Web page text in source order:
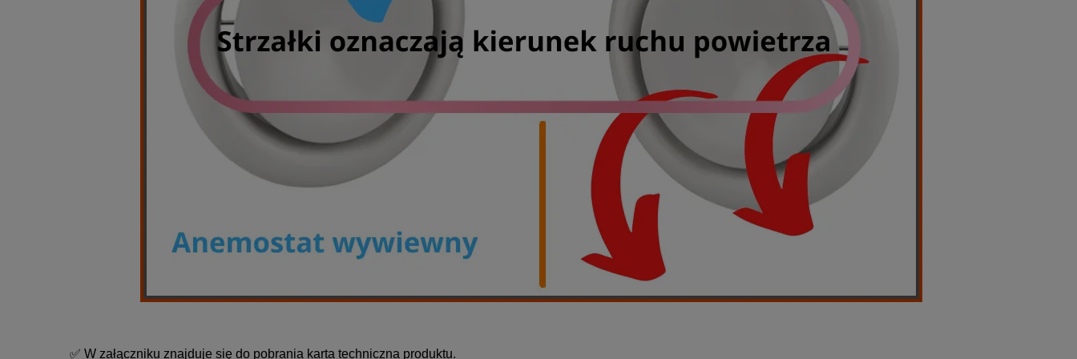
✅ W załączniku znajduje się do pobrania karta techniczna produktu.